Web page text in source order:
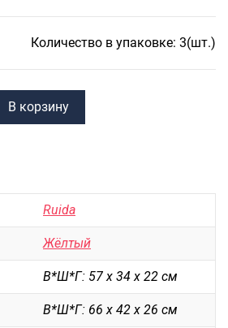
Аксессуары
Мешки для обуви
Пеналы для школы
Чемоданы оптом
Чемоданы на колесах
Чемоданы детские
Пилоты на колесах
Рюкзаки детские для детских
Количество в упаковке: 3(шт.)
В корзину
Ruida
Жёлтый
В*Ш*Г: 57 х 34 х 22 см
В*Ш*Г: 66 х 42 х 26 см